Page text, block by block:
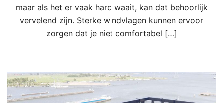
maar als het er vaak hard waait, kan dat behoorlijk
vervelend zijn. Sterke windvlagen kunnen ervoor
zorgen dat je niet comfortabel […]